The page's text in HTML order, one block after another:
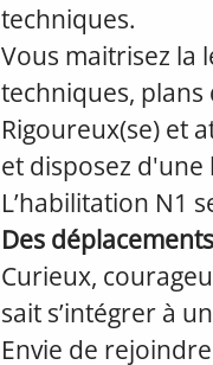
techniques.
Vous maitrisez la
techniques, plans
Rigoureux(se) et
et disposez
L’habilitation N1
Des
Curieux,
sait s’intégrer à
Envie de